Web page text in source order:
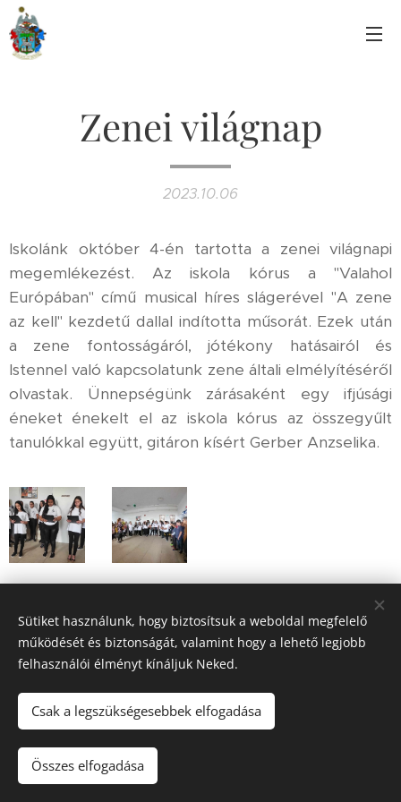
Zenei világnap
2023.10.06
Iskolánk október 4-én tartotta a zenei világnapi
megemlékezést. Az iskola kórus a "Valahol
Európában" című musical híres slágerével "A zene
az kell" kezdetű dallal indította műsorát. Ezek után
a zene fontosságáról, jótékony hatásairól és
Istennel való kapcsolatunk zene általi elmélyítéséről
olvastak. Ünnepségünk zárásaként egy ifjúsági
éneket énekelt el az iskola kórus az összegyűlt
tanulókkal együtt, gitáron kísért Gerber Anzselika.
© 2023 Kemecsei Arany János Általános Iskola, AMI
jog fenntartva.
Az oldalt a
Sütiket használunk, hogy biztosítsuk a weboldal megfelelő
működését és biztonságát, valamint hogy a lehető legjobb
felhasználói élményt kínáljuk Neked.
Csak a legszükségesebbek elfogadása
Összes elfogadása